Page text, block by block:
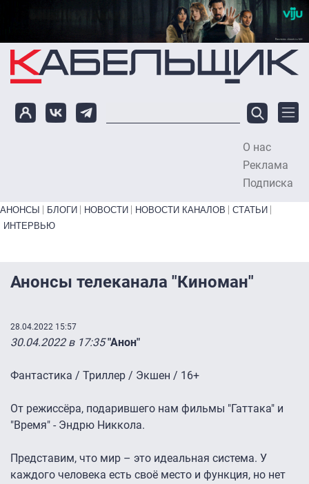
Перейти к основному содержанию
О нас
Реклама
Подписка
Primary links bottom
АНОНСЫ БЛОГИ НОВОСТИ НОВОСТИ КАНАЛОВ
СТАТЬИ
ИНТЕРВЬЮ
Анонсы телеканала "Киноман"
28.04.2022 15:57
30.04.2022 в 17:35 "Анон"
Фантастика / Триллер / Экшен / 16+
От режиссёра, подарившего нам фильмы "Гаттака" и
"Время" - Эндрю Никкола.
Представим, что мир – это идеальная система. У
каждого человека есть своё место и функция, но нет